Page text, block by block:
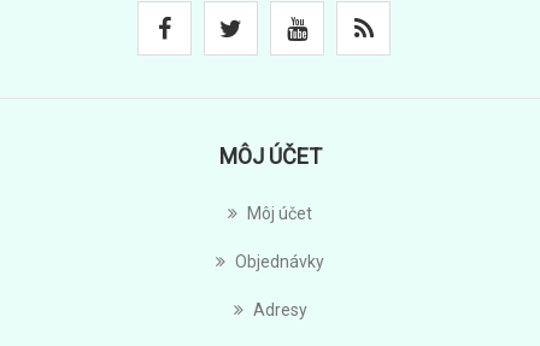
MÔJ ÚČET
Môj účet
Objednávky
Adresy